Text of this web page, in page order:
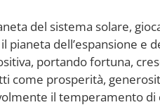
del sistema solare,
pianeta dell’espansione e
portando fortuna,
come prosperità,
il temperamento di